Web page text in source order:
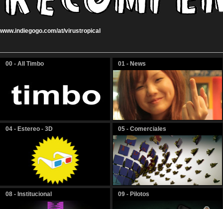
www.indiegogo.com/at/virustropical
00 - All Timbo 01 - News
04 - Estereo - 3D 05 - Comerciales
08 - Institucional 09 - Pilotos